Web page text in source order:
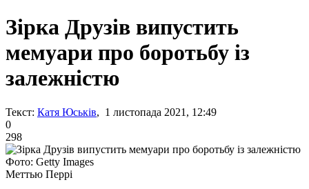
Зірка Друзів випустить
мемуари про боротьбу із
залежністю
Текст: Катя Юськів, 1 листопада 2021, 12:49
0
298
Фото: Getty Images
Меттью Перрі